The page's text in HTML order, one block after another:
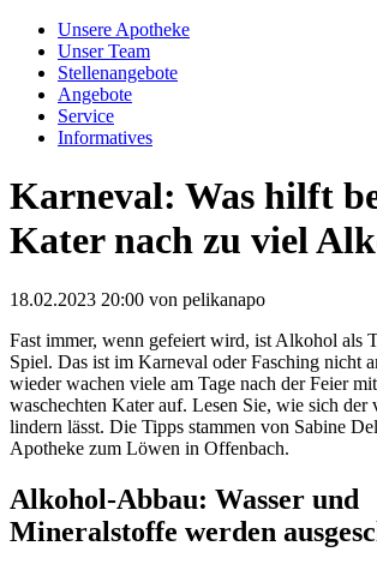
Unsere Apotheke
Unser Team
Stellenangebote
Angebote
Service
Informatives
Karneval: Was hilft
Kater nach zu viel
18.02.2023 20:00 von pelikanapo
Fast immer, wenn gefeiert wird, ist Alkohol als
Spiel. Das ist im Karneval oder Fasching nicht
wieder wachen viele am Tage nach der Feier
waschechten Kater auf. Lesen Sie, wie sich der
lindern lässt. Die Tipps stammen von Sabine
Apotheke zum Löwen in Offenbach.
Alkohol-Abbau: Wasser und
Mineralstoffe werden